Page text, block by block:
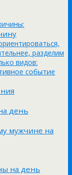
разделим
видов:
событие
день
мужчине на
на день